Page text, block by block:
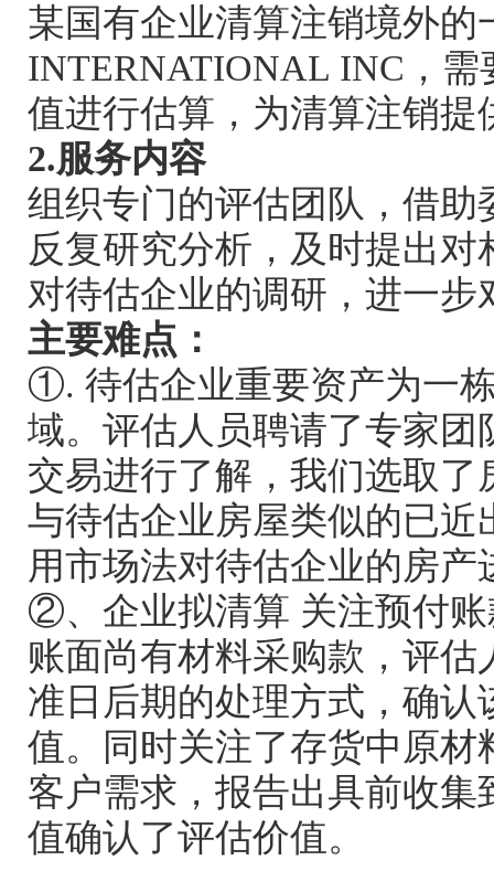
某国有企业清算注销境外的
INTERNATIONAL INC，
值进行估算，为清算注销提
2.服务内容
组织专门的评估团队，借
反复研究分析，及时提出
对待估企业的调研，进一
主要难点：
①. 待估企业重要资产为一
域。评估人员聘请了专家
交易进行了解，我们选取
与待估企业房屋类似的已
用市场法对待估企业的房产
②、企业拟清算 关注预付
账面尚有材料采购款，评
准日后期的处理方式，确
值。同时关注了存货中原
客户需求，报告出具前收
值确认了评估价值。